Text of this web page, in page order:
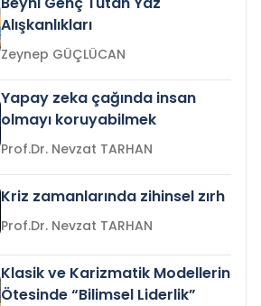
Alışkanlıkları
Zeynep GÜÇLÜCAN
Yapay zeka çağında insan
olmayı koruyabilmek
Prof.Dr. Nevzat TARHAN
Kriz zamanlarında zihinsel zırh
Prof.Dr. Nevzat TARHAN
Klasik ve Karizmatik Modellerin
Ötesinde “Bilimsel Liderlik”